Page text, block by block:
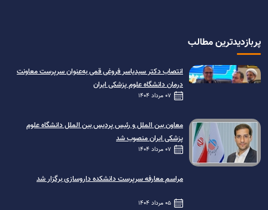
پربازدیدترین مطالب
انتصاب دکتر سیدیاسر فروغی قمی به‌عنوان سرپرست معاونت
درمان دانشگاه علوم پزشکی ایران
07 مرداد 1404
معاون بین الملل و رئیس پردیس بین الملل دانشگاه علوم
پزشکی ایران منصوب شد
07 مرداد 1404
مراسم معارفه سرپرست دانشکده داروسازی برگزار شد
05 مرداد 1404